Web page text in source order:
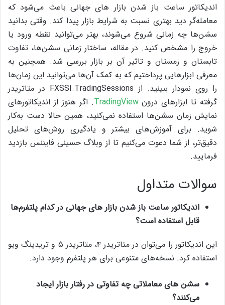
اندیکاتور ساعت باز شدن بازار های جهانی باعث می‌شود که
معامله‌گر دید بهتری نسبت به شرایط بازار پیدا کند. وقتی بدانید
سشن‌ها چه زمانی شروع می‌شوند، بهتر می‌توانید نقطه ورود یا
خروج را مشخص کنید. در مقاله، ساختار زمانی سشن‌ها، تفاوت
تابستان و زمستان و تاثیر آن بر بازار بررسی شد. همچنین به
معرفی ابزارهایی پرداختیم که به کمک آن‌ها می‌توانید این زمان‌ها
را روی نمودار ببینید. از FXSSI.TradingSessions در متاتریدر
گرفته تا ابزارهای درونTradingView. اگر هنوز از اندیکاتورهای
نمایش زمان سشن‌ها استفاده نمی‌کنید، همین حالا دست به‌کار
شوید. برای آموزش‌های بیشتر و یادگیری روش‌های تحلیل
دقیق‌تر، از شما دعوت می‌کنیم تا از وبلاگ حسینی فایننس بازدید
فرمایید.
سوالات متداول
اندیکاتور ساعت باز شدن بازار های جهانی در کدام پلتفرم‌ها
قابل استفاده است؟
این اندیکاتور را می‌توان در متاتریدر ۴، متاتریدر ۵ و تریدینگ ویو
استفاده کرد. نسخه‌های متنوعی برای هر پلتفرم وجود دارد.
سشن‌ های معاملاتی چه تفاوتی در رفتار بازار ایجاد
می‌کنند؟